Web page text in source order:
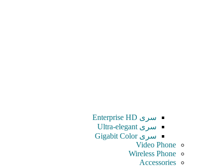
سری Enterprise HD
سری Ultra-elegant
سری Gigabit Color
Video Phone
Wireless Phone
Accessories